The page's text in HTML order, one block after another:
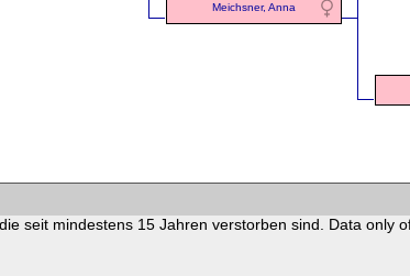
Meichsner, Anna
seit mindestens 15 Jahren verstorben sind. Data only